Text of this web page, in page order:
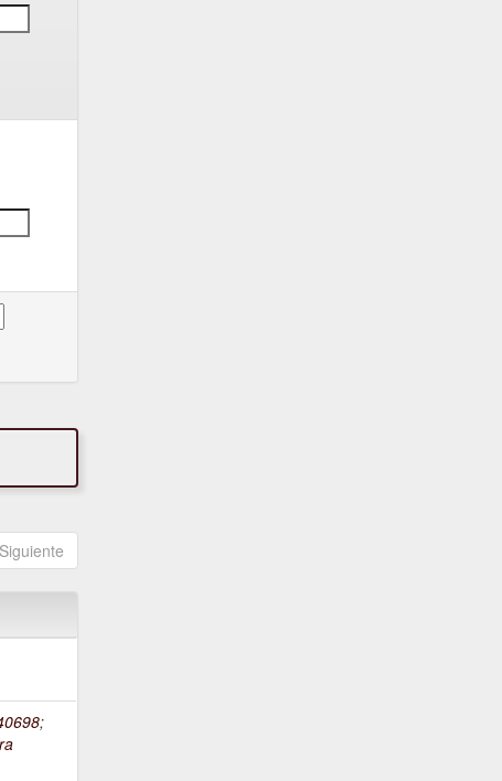
Siguiente
;